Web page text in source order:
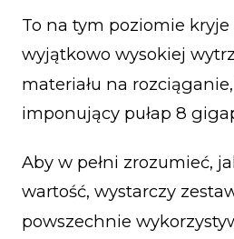
To na tym poziomie
wyjątkowo wysokiej
materiału na
imponujący pułap 8
Aby w pełni zrozumieć,
wartość, wystarczy
powszechnie